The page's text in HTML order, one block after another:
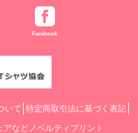
Facebook
いて 特定商取引法に基づく表記
などノベルティプリント